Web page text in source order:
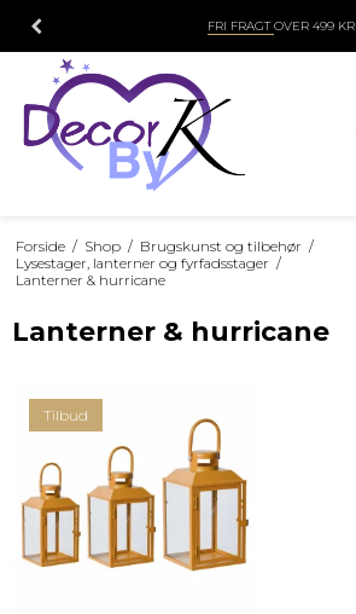
FRI FRAGTOVER 499 KR
Forside / Shop / Brugskunst og tilbehør /
Lysestager, lanterner og fyrfadsstager /
Lanterner & hurricane
Lanterner & hurricane
Tilbud